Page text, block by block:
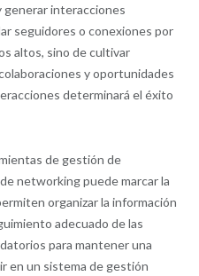
interacciones
seguidores o conexiones por
altos, sino de cultivar
y oportunidades
determinará el éxito
de gestión de
networking puede marcar la
organizar la información
adecuado de las
para mantener una
en un sistema de gestión